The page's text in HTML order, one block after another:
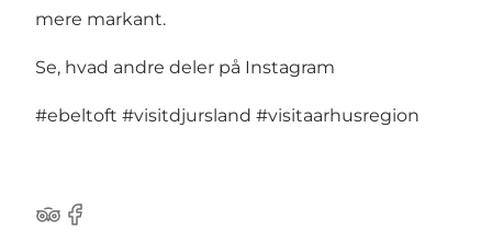
mere markant.
Se, hvad andre deler på Instagram
#ebeltoft #visitdjursland #visitaarhusregion
TripAdvisor
Facebook